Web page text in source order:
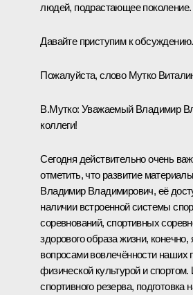
людей, подрастающее поколение.
Давайте приступим к обсуждению.
Пожалуйста, слово Мутко
В.Мутко: Уважаемый Владимир
коллеги!
Сегодня действительно очень
отметить, что развитие
Владимир Владимирович, её
наличии встроенной системы
соревнований, спортивных
здорового образа жизни,
вопросами вовлечённости наших
физической культурой и спортом.
спортивного резерва,